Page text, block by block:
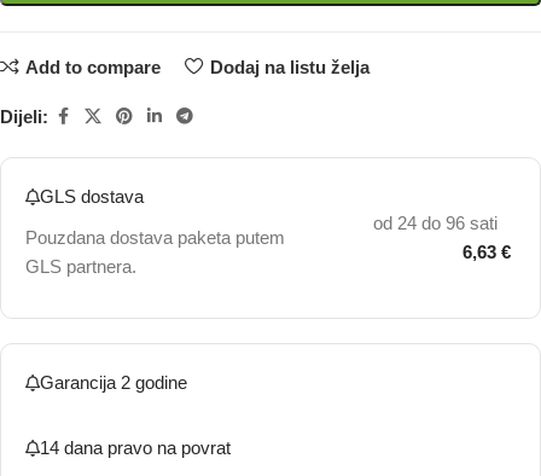
Add to compare Dodaj na listu želja
Dijeli:
GLS dostava
Pouzdana dostava paketa putem
GLS partnera.
od 24 do 96 sati
6,63 €
Garancija 2 godine
14 dana pravo na povrat